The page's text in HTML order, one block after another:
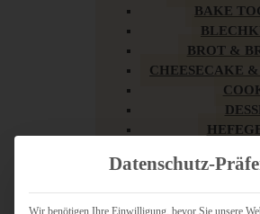
BAKE
BROT &
CHEESECAKE
LOW CARB
MY
Datenschutz-
Wir benötigen Ihre Einwilligung, bevor Sie unsere